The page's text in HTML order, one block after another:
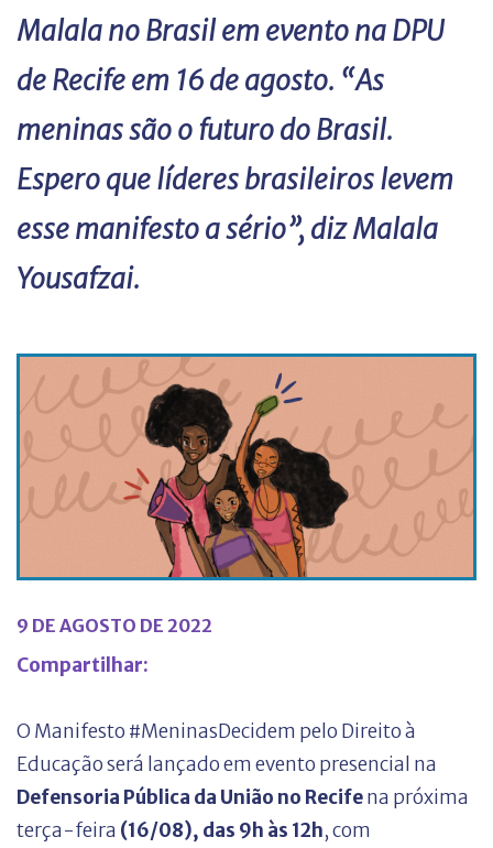
Malala no Brasil em evento na DPU
de Recife em 16 de agosto. “As
meninas são o futuro do Brasil.
Espero que líderes brasileiros levem
esse manifesto a sério”, diz Malala
Yousafzai.
9 DE AGOSTO DE 2022
Compartilhar:
O Manifesto #MeninasDecidem pelo Direito à
Educação será lançado em evento presencial na
Defensoria Pública da União no Recifena próxima
terça-feira (16/08), das 9h às 12h, com